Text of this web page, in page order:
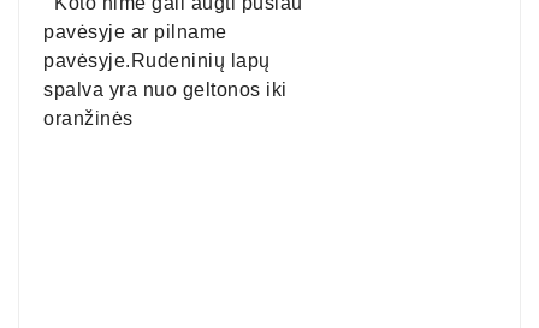
pavėsyje ar pilname
pavėsyje.Rudeninių lapų
spalva yra nuo geltonos iki
oranžinės